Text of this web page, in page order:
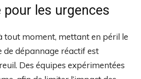
pour les urgences
tout moment, mettant en péril le
de dépannage réactif est
Des équipes expérimentées